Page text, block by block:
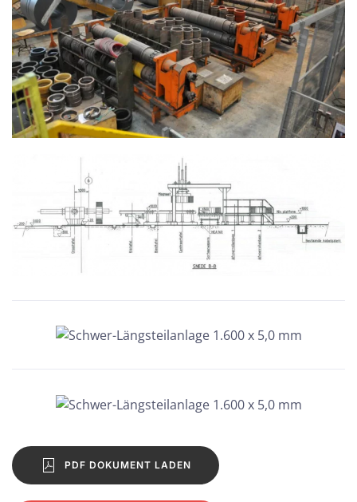
BILD VERGRÖSSERN
BILD VERGRÖSSERN
PDF DOKUMENT LADEN